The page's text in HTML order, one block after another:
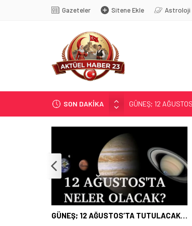
Gazeteler Sitene Ekle Astroloji
SON DAKİKA
GÜNEŞ; 12
SOSYAL MEDYANIN
EĞİTİMCİLERİN
71 KENTTE
TÜRK DÜNYASI
GÜNEŞ; 12 AĞUSTOS’TA TUTULACAK…